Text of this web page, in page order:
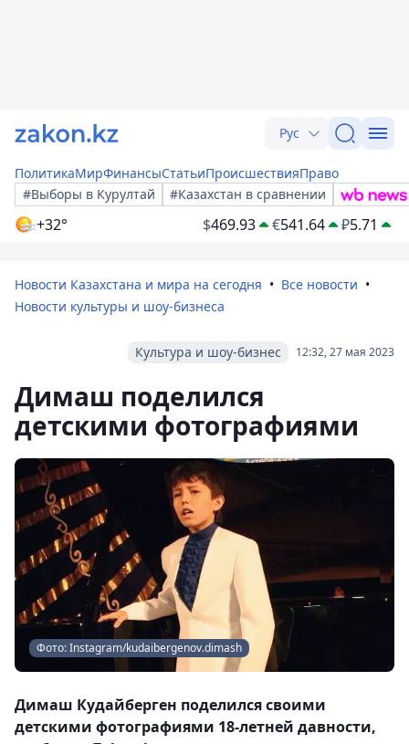
Рус
ПолитикаМирФинансыСтатьиПроисшествияПраво
#Выборы в Курултай
#Казахстан в сравнении
+32° $469.93 €541.64 ₽5.71
Новости Казахстана и мира на сегодня
Все новости
Новости культуры и шоу-бизнеса
12:32, 27 мая 2023
Культура и шоу-бизнес
Димаш поделился
детскими фотографиями
Фото: Instagram/kudaibergenov.dimash
Димаш Кудайберген поделился своими
детскими фотографиями 18-летней давности,